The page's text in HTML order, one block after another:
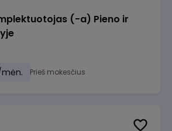
(-a) Pieno ir
Prieš mokesčius